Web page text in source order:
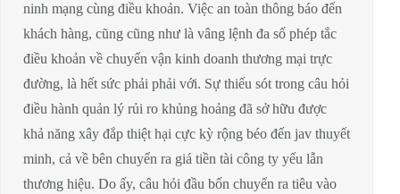
ninh mạng cùng điều khoản. Việc an toàn thông báo đến
khách hàng, cũng cũng như là vâng lệnh đa số phép tắc
điều khoản về chuyển vận kinh doanh thương mại trực
đường, là hết sức phải phải với. Sự thiếu sót trong câu hỏi
điều hành quản lý rủi ro khủng hoảng đã sở hữu được
khả năng xây đắp thiệt hại cực kỳ rộng béo đến jav thuyết
minh, cả về bên chuyển ra giá tiền tài công ty yếu lẫn
thương hiệu. Do ấy, câu hỏi đầu bốn chuyển ra tiêu vào